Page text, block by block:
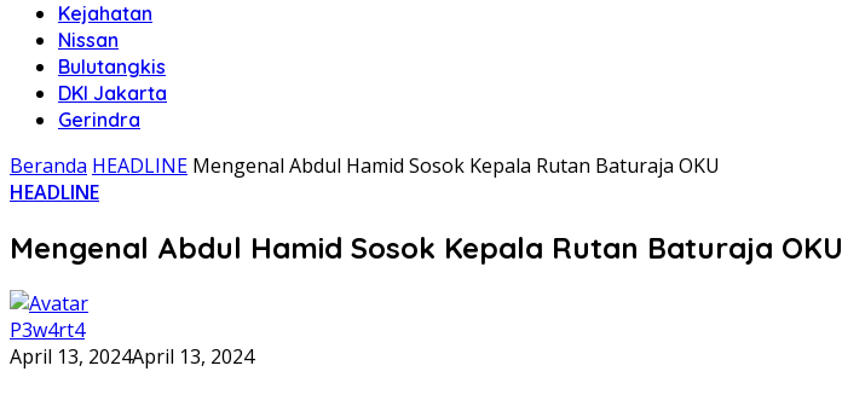
Kejahatan
Nissan
Bulutangkis
DKI Jakarta
Gerindra
Beranda HEADLINE Mengenal Abdul Hamid Sosok Kepala Rutan Baturaja OKU
HEADLINE
Mengenal Abdul Hamid Sosok Kepala Rutan Baturaja OKU
P3w4rt4
April 13, 2024April 13, 2024